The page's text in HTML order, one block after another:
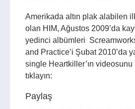
Amerikada altın plak alabilen
olan HIM, Ağustos 2009’da
yedinci albümleri
and Practice’i Şubat 2010’da
single Heartkiller’ın
tıklayın:
Paylaş